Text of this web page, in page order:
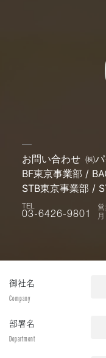
お問い合わせ ㈱
BF東京事業部 /
STB東京事業部 /
TEL
03-6426-9801
御社名
Company
部署名
Department